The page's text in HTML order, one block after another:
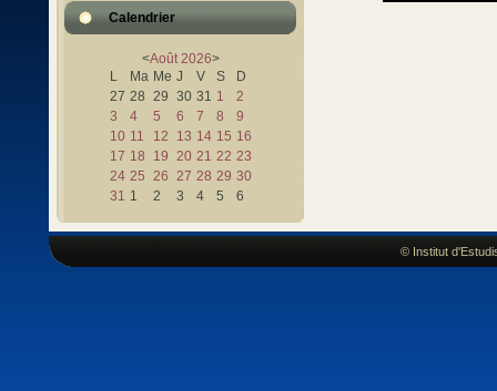
Calendrier
<Août 2026>
L
Ma Me J V S
D
27 28 29 30 31 1
2
3
4 5 6 7 8
9
10 11 12 13 14 15 16
17 18 19 20 21 22 23
24 25 26 27 28 29 30
31 1 2 3 4 5 6
© Institut